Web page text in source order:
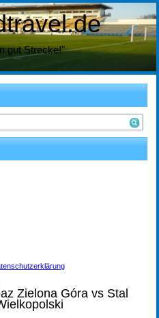
gut Strecke!"
Zielona Góra vs Stal